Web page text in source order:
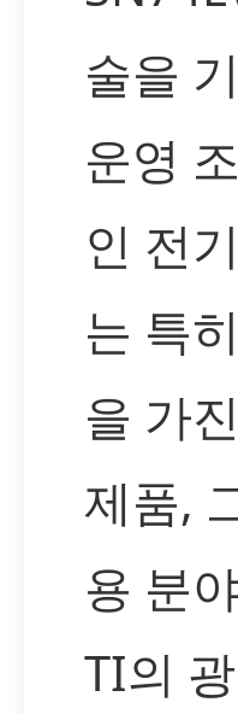
술을
운영
인 전
는 특
을 가
제품,
용 분
TI의